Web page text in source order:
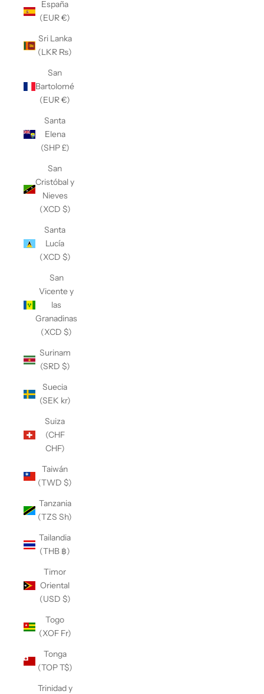
España
(EUR €)
Sri Lanka
(LKR ₨)
San
Bartolomé
(EUR €)
Santa
Elena
(SHP £)
San
Cristóbal y
Nieves
(XCD $)
Santa
Lucía
(XCD $)
San
Vicente y
las
Granadinas
(XCD $)
Surinam
(SRD $)
Suecia
(SEK kr)
Suiza
(CHF
CHF)
Taiwán
(TWD $)
Tanzania
(TZS Sh)
Tailandia
(THB ฿)
Timor
Oriental
(USD $)
Togo
(XOF Fr)
Tonga
(TOP T$)
Trinidad y